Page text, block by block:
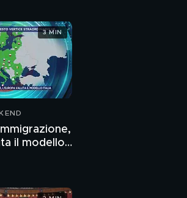
Minaccia lock-down a
Napoli
Contagio da campioni
contagio olimpico
il modello
3 MIN